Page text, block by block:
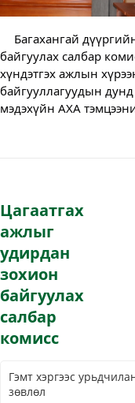
Багахангай
байгуулах салбар
хүндэтгэх ажлын
байгууллагуудын дунд
мэдэхүйн АХА
Цагаатгах
ажлыг
удирдан
зохион
байгуулах
салбар
комисс
Гэмт хэргээс
зөвлөл